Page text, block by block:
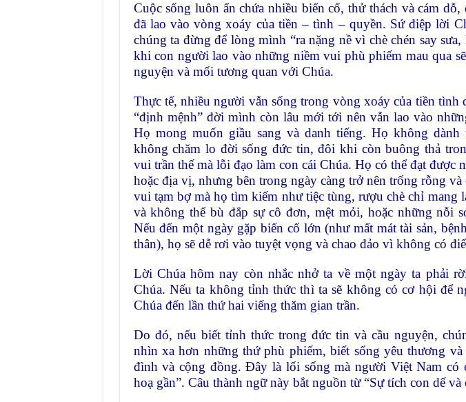
Cuộc sống luôn ẩn chứa nhiều biến cố, thử thách và cám
đã lao vào vòng xoáy của tiền – tình – quyền. Sứ điệp lời
chúng ta đừng để lòng mình “ra nặng nề vì chè chén say
khi con người lao vào những niềm vui phù phiếm mau qua
nguyện và mối tương quan với Chúa.
Thực tế, nhiều người vẫn sống trong vòng xoáy của tiền
“định mệnh” đời mình còn lâu mới tới nên vẫn lao vào
Họ mong muốn giầu sang và danh tiếng. Họ không
không chăm lo đời sống đức tin, đôi khi còn buông thả
vui trần thế mà lỗi đạo làm con cái Chúa. Họ có thể đạt được
hoặc địa vị, nhưng bên trong ngày càng trở nên trống rỗng
vui tạm bợ mà họ tìm kiếm như tiệc tùng, rượu chè chỉ mang
và không thể bù đắp sự cô đơn, mệt mỏi, hoặc những nỗi
Nếu đến một ngày gặp biến cố lớn (như mất mát tài sản,
thân), họ sẽ dễ rơi vào tuyệt vọng và chao đảo vì không có
Lời Chúa hôm nay còn nhắc nhở ta về một ngày ta phải
Chúa. Nếu ta không tỉnh thức thì ta sẽ không có cơ hội để
Chúa đến lần thứ hai viếng thăm gian trần.
Do đó, nếu biết tỉnh thức trong đức tin và cầu nguyện,
nhìn xa hơn những thứ phù phiếm, biết sống yêu thương
đình và cộng đồng. Đây là lối sống mà người Việt Nam có
hoạ gần”. Câu thành ngữ này bắt nguồn từ “Sự tích con dế và